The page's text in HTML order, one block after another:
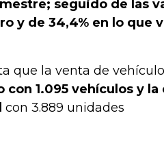
seguido de las
y de 34,4% en lo que
que la venta de
con 1.095 vehículos y la
con 3.889 unidades